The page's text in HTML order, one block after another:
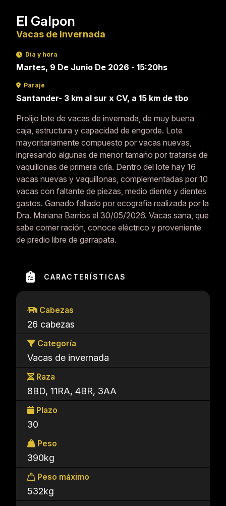
El Galpon
Vacas de invernada
Día y hora
Martes, 9 De Junio De 2026 - 15:20hs
Paraje
Santander- 3 km al sur x CV, a 15 km de tbo
Prolijo lote de vacas de invernada, de muy buena
caja, estructura y capacidad de engorde. Lote
mayoritariamente compuesto por vacas nuevas,
ingresando algunas de menor tamaño por tratarse de
vaquillonas de primera cría. Dentro del lote hay 16
vacas nuevas y vaquillonas, complementadas por 10
vacas con faltante de piezas, medio diente y dientes
gastos. Ganado fallado por ecografía realizada por la
Dra. Mariana Barrios el 30/05/2026. Vacas sana, que
sabe comer ración, conoce eléctrico y proveniente
de predio libre de garrapata.
CARACTERÍSTICAS
Cabezas
26 cabezas
Categoría
Vacas de invernada
Raza
8BD, 11RA, 4BR, 3AA
Plazo
30
Peso
390kg
Peso máximo
532kg